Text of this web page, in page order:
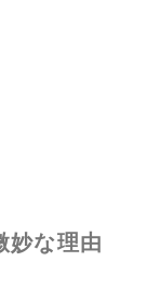
妙な理由